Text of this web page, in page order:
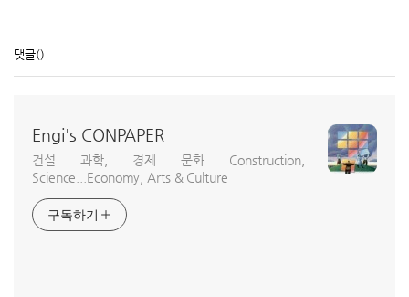
댓글()
Engi's CONPAPER
건설 과학, 경제 문화 Construction,
Science...Economy, Arts & Culture
구독하기